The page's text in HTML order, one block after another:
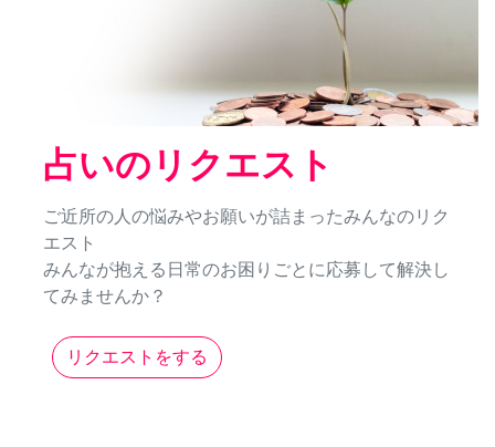
占いのリクエスト
ご近所の人の悩みやお願いが詰まったみんなのリク
エスト
みんなが抱える日常のお困りごとに応募して解決し
てみませんか？
リクエストをする